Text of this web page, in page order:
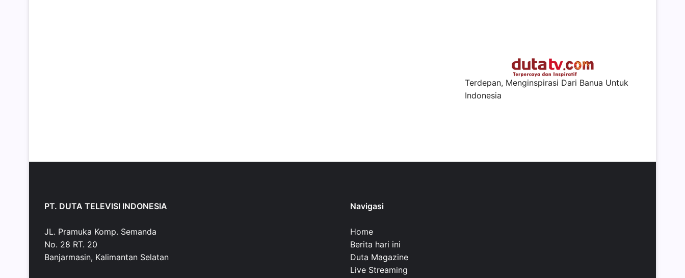
Terdepan, Menginspirasi Dari Banua Untuk
Indonesia
PT. DUTA TELEVISI INDONESIA
JL. Pramuka Komp. Semanda
No. 28 RT. 20
Banjarmasin, Kalimantan Selatan
Navigasi
Home
Berita hari ini
Duta Magazine
Live Streaming